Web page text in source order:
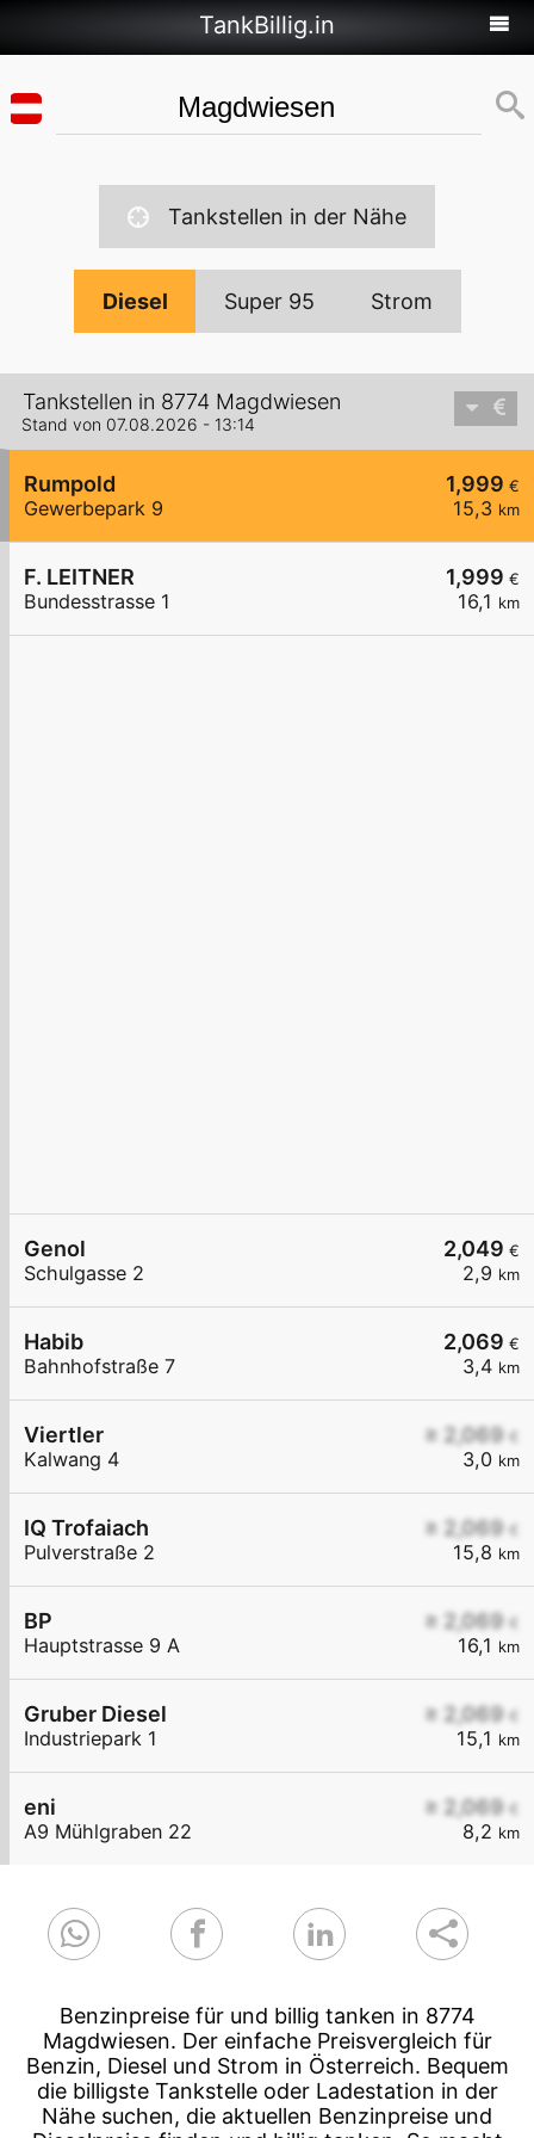
TankBillig.in
Tankstellen in der Nähe
Diesel Super 95 Strom
Tankstellen in 8774 Magdwiesen
Stand von 07.08.2026 - 13:14
1,999 €
15,3 km
Rumpold
Gewerbepark 9
1,999 €
16,1 km
F. LEITNER
Bundesstrasse 1
2,049 €
2,9 km
Genol
Schulgasse 2
2,069 €
3,4 km
Habib
Bahnhofstraße 7
≥ 2,069 €
3,0 km
Viertler
Kalwang 4
≥ 2,069 €
15,8 km
IQ Trofaiach
Pulverstraße 2
≥ 2,069 €
16,1 km
BP
Hauptstrasse 9 A
≥ 2,069 €
15,1 km
Gruber Diesel
Industriepark 1
≥ 2,069 €
8,2 km
eni
A9 Mühlgraben 22
Benzinpreise für und billig tanken in 8774
Magdwiesen. Der einfache Preisvergleich für
Benzin, Diesel und Strom in Österreich. Bequem
die billigste Tankstelle oder Ladestation in der
Nähe suchen, die aktuellen Benzinpreise und